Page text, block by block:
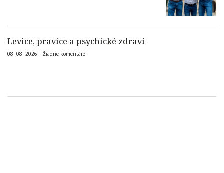
Levice, pravice a psychické zdraví
08. 08. 2026 | Žiadne komentáre